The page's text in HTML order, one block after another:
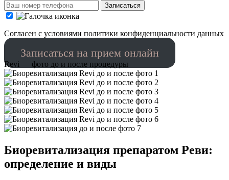
Записаться
Cогласен с условиями политики конфиденциальности данных
Записаться на прием онлайн
Revi — фото до и после процедуры
Биоревитализация препаратом Реви:
определение и виды